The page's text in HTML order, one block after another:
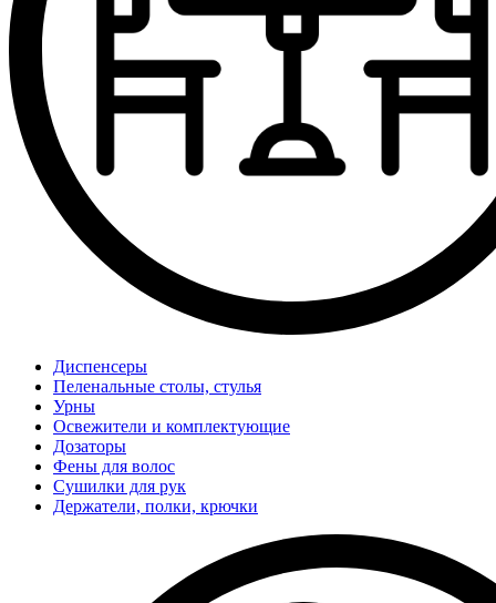
Диспенсеры
Пеленальные столы, стулья
Урны
Освежители и комплектующие
Дозаторы
Фены для волос
Сушилки для рук
Держатели, полки, крючки